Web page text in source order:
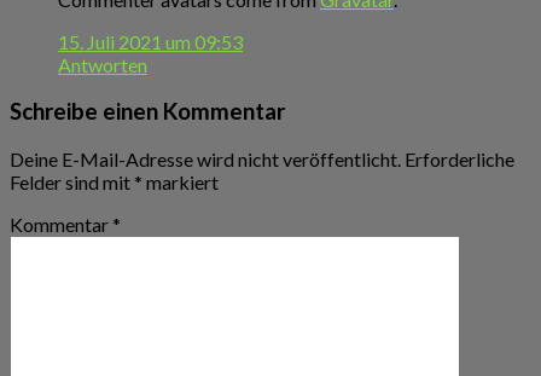
15. Juli 2021 um 09:53
Antworten
Schreibe einen Kommentar
Deine E-Mail-Adresse wird nicht veröffentlicht. Erforderliche
Felder sind mit * markiert
Kommentar *